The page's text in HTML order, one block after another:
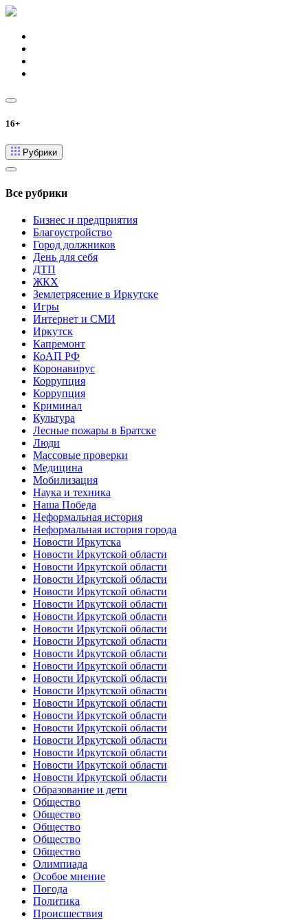
16+
Рубрики
Все рубрики
Бизнес и предприятия
Благоустройство
Город должников
День для себя
ДТП
ЖКХ
Землетрясение в Иркутске
Игры
Интернет и СМИ
Иркутск
Капремонт
КоАП РФ
Коронавирус
Коррупция
Коррупция
Криминал
Культура
Лесные пожары в Братске
Люди
Массовые проверки
Медицина
Мобилизация
Наука и техника
Наша Победа
Неформальная история
Неформальная история города
Новости Иркутска
Новости Иркутской области
Новости Иркутской области
Новости Иркутской области
Новости Иркутской области
Новости Иркутской области
Новости Иркутской области
Новости Иркутской области
Новости Иркутской области
Новости Иркутской области
Новости Иркутской области
Новости Иркутской области
Новости Иркутской области
Новости Иркутской области
Новости Иркутской области
Новости Иркутской области
Новости Иркутской области
Новости Иркутской области
Новости Иркутской области
Новости Иркутской области
Образование и дети
Общество
Общество
Общество
Общество
Общество
Олимпиада
Особое мнение
Погода
Политика
Происшествия